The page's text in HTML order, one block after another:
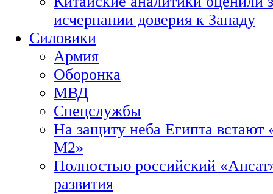
исчерпании доверия к Западу
Силовики
Армия
Оборонка
МВД
Спецслужбы
На защиту неба Египта встают
М2»
Полностью российский
развития